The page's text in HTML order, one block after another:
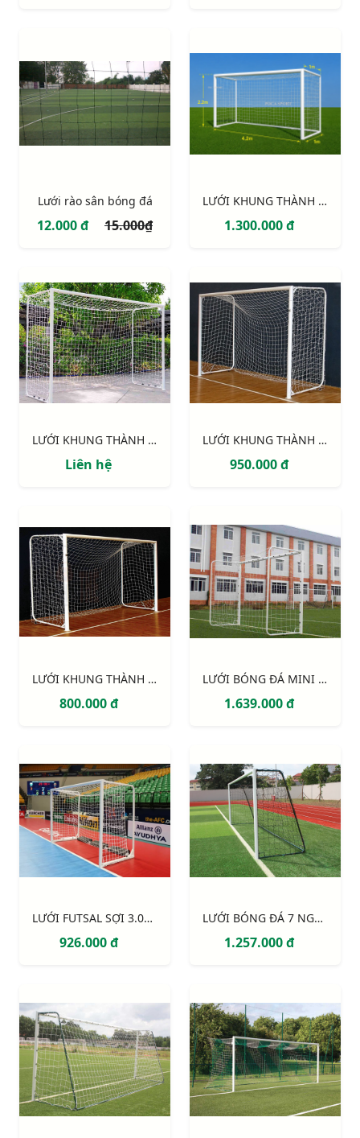
Lưới rào sân bóng đá
12.000 đ 15.000₫
LƯỚI KHUNG THÀNH 7 NGƯỜI 4,2M x 2,2M (NEW)
1.300.000 đ
LƯỚI KHUNG THÀNH 5 NGƯỜI CAO CẤP 234110
Liên hệ
LƯỚI KHUNG THÀNH 234120
950.000 đ
LƯỚI KHUNG THÀNH 5 NGƯỜI 233120
800.000 đ
LƯỚI BÓNG ĐÁ MINI và BÓNG NÉM S16882W
1.639.000 đ
LƯỚI FUTSAL SỢI 3.0MM, Ô ĐƠN 100MM S16862W
926.000 đ
LƯỚI BÓNG ĐÁ 7 NGƯỜI SỢI 3MM S12765W
1.257.000 đ